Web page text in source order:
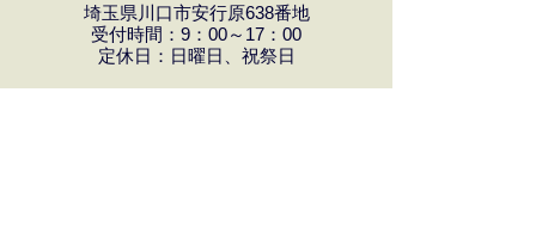
埼玉県川口市安行原638番地
受付時間：9：00～17：00
定休日：日曜日、祝祭日